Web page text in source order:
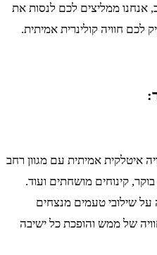
אנחנו ממליצים לכם לנסות את
חוויה קולינרית אמיתית.
איטלקית אמיתית עם מגוון רחב
קינוחים מושחתים ועוד.
שילובי טעמים מנצחים
של ממש והופכת כל ישיבה